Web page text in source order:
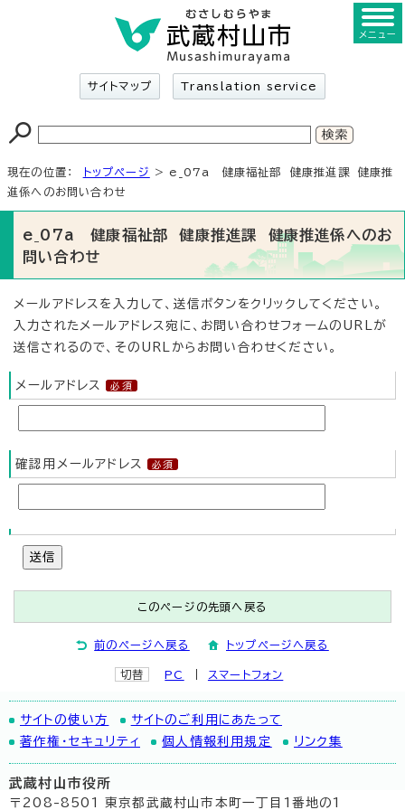
サイトマップ Translation service
メニュー
現在の位置： トップページ
> e_07a 健康福祉部 健康推進課 健康推
進係へのお問い合わせ
e_07a 健康福祉部 健康推進課 健康推進係へのお
問い合わせ
メールアドレスを入力して、送信ボタンをクリックしてください。
入力されたメールアドレス宛に、お問い合わせフォームのURLが
送信されるので、そのURLからお問い合わせください。
メールアドレス
確認用メールアドレス
送信
このページの先頭へ戻る
前のページへ戻る トップページへ戻る
切替 PC スマートフォン
サイトの使い方
サイトのご利用にあたって
著作権・セキュリティ
個人情報利用規定 リンク集
武蔵村山市役所
〒208-8501 東京都武蔵村山市本町一丁目1番地の1